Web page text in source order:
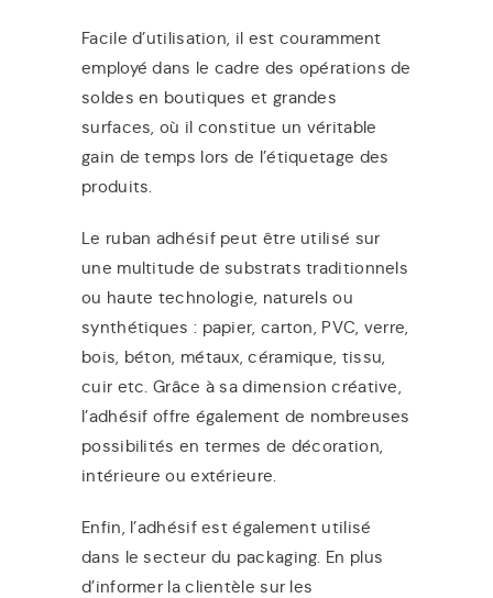
Facile d’utilisation, il est couramment
employé dans le cadre des opérations de
soldes en boutiques et grandes
surfaces, où il constitue un véritable
gain de temps lors de l’étiquetage des
produits.
Le ruban adhésif peut être utilisé sur
une multitude de substrats traditionnels
ou haute technologie, naturels ou
synthétiques : papier, carton, PVC, verre,
bois, béton, métaux, céramique, tissu,
cuir etc. Grâce à sa dimension créative,
l’adhésif offre également de nombreuses
possibilités en termes de décoration,
intérieure ou extérieure.
Enfin, l’adhésif est également utilisé
dans le secteur du packaging. En plus
d’informer la clientèle sur les